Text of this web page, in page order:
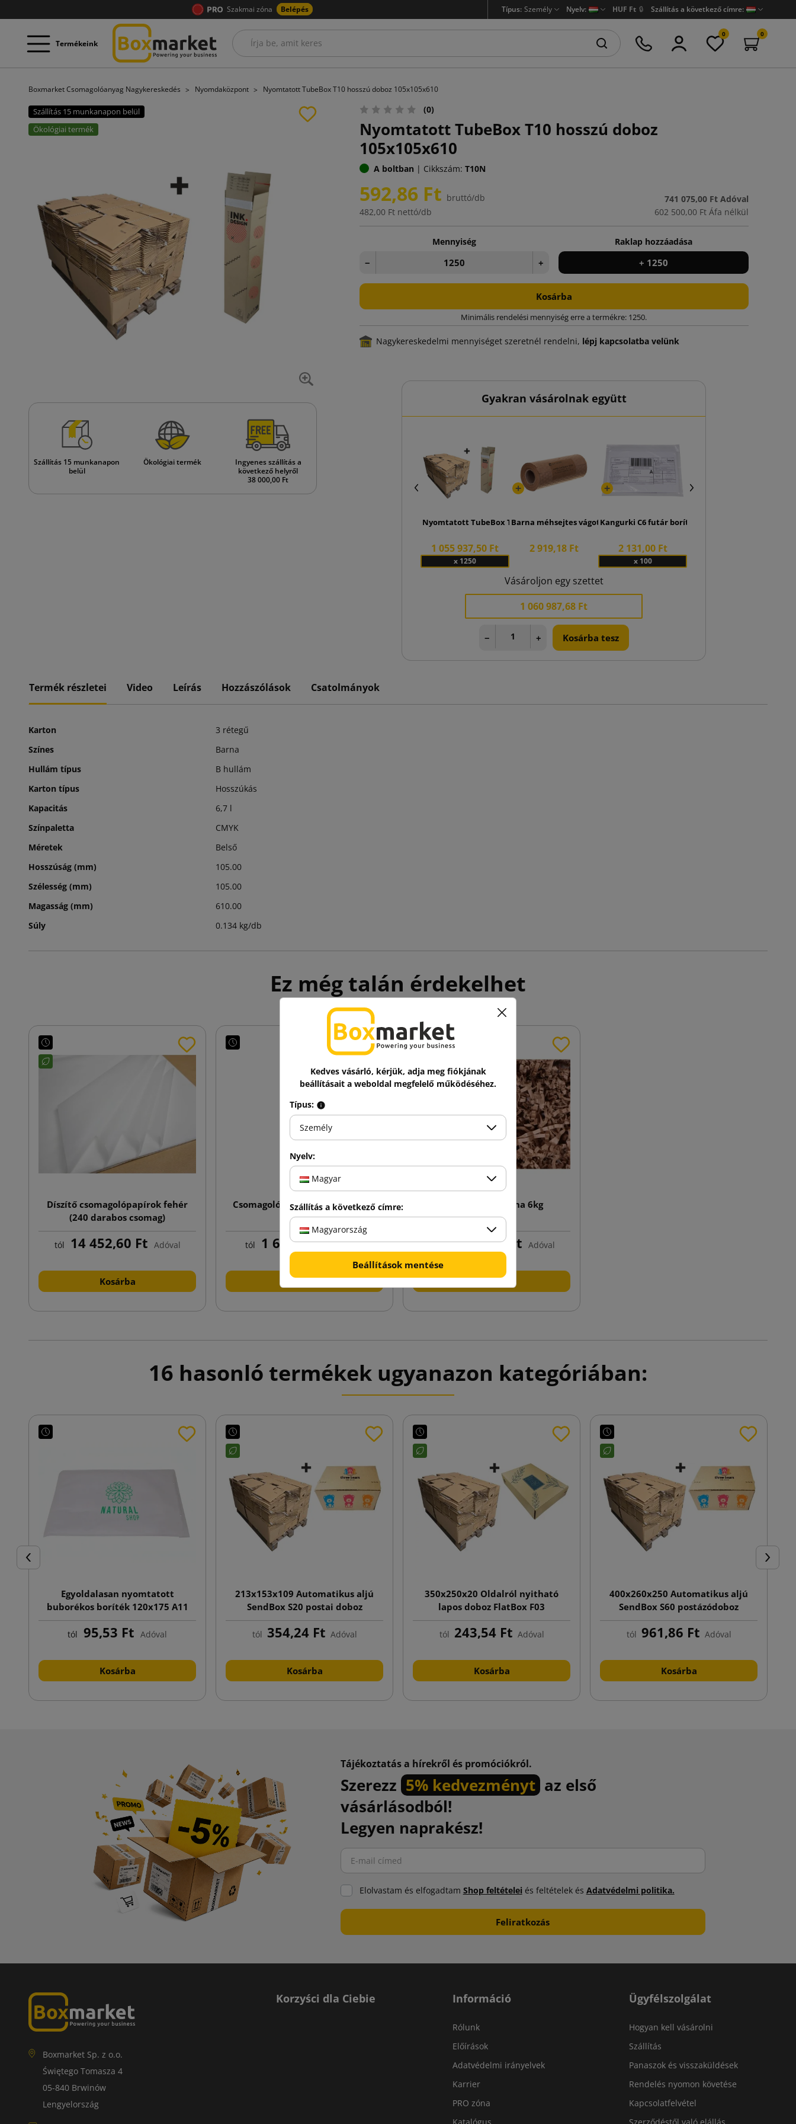
Szakmai zóna Belépés Típus: Személy Nyelv: HUF Ft 🔒 Szállítás a következő címre:
Termékeink
0 0
Boxmarket Csomagolóanyag Nagykereskedés Nyomdaközpont Nyomtatott TubeBox T10 hosszú doboz 105x105x610
Szállítás 15 munkanapon belül
Ökológiai termék
Szállítás 15 munkanapon
belül
Ökológiai termék
Ingyenes szállítás a
következő helyről
38 000,00 Ft
(0)
Nyomtatott TubeBox T10 hosszú doboz
105x105x610
A boltban | Cikkszám: T10N
592,86 Ft bruttó/db
482,00 Ft nettó/db
741 075,00 Ft Adóval
602 500,00 Ft Áfa nélkül
Mennyiség
− +
Raklap hozzáadása
+ 1250
Kosárba
Minimális rendelési mennyiség erre a termékre: 1250.
Nagykereskedelmi mennyiséget szeretnél rendelni, lépj kapcsolatba velünk
Gyakran vásárolnak együtt
Nyomtatott TubeBox T10 hosszú doboz 105x105x610
1 055 937,50 Ft
x 1250
Barna méhsejtes vágott papír csomagoláshoz 20cm x 25mb
2 919,18 Ft
Kangurki C6 futár borítékok
2 131,00 Ft
x 100
Vásároljon egy szettet
1 060 987,68 Ft
− + Kosárba tesz
Termék részletei Video Leírás Hozzászólások Csatolmányok
Karton
3 rétegű
Színes
Barna
Hullám típus
B hullám
Karton típus
Hosszúkás
Kapacitás
6,7 l
Színpaletta
CMYK
Méretek
Belső
Hosszúság (mm)
105.00
Szélesség (mm)
105.00
Magasság (mm)
610.00
Súly
0.134 kg/db
Ez még talán érdekelhet
Díszítő csomagolópapírok fehér
(240 darabos csomag)
tól 14 452,60 Ft Adóval
Kosárba
Csomagolókés Professzionális 18
mm
tól 1 699,26 Ft Adóval
Kosárba
Papírforgács barna 6kg
tól 17 341,71 Ft Adóval
Kosárba
16 hasonló termékek ugyanazon kategóriában:
Előző
Egyoldalasan nyomtatott
buborékos boríték 120x175 A11
fehér
tól 95,53 Ft Adóval
Kosárba
213x153x109 Automatikus aljú
SendBox S20 postai doboz
nyomtatással
tól 354,24 Ft Adóval
Kosárba
350x250x20 Oldalról nyitható
lapos doboz FlatBox F03
nyomtatással
tól 243,54 Ft Adóval
Kosárba
400x260x250 Automatikus aljú
SendBox S60 postázódoboz
nyomtatással
tól 961,86 Ft Adóval
Kosárba
Tájékoztatás a hírekről és promóciókról.
Szerezz 5% kedvezményt az első
vásárlásodból!
Legyen naprakész!
Elolvastam és elfogadtam Shop feltételei és feltételek és Adatvédelmi politika.
Boxmarket Sp. z o.o.
Świętego Tomasza 4
05-840 Brwinów
Lengyelország
Korzyści dla Ciebie Információ
Rólunk
Előírások
Adatvédelmi irányelvek
Karrier
PRO zóna
Ügyfélszolgálat
Hogyan kell vásárolni
Szállítás
Panaszok és visszaküldések
Rendelés nyomon követése
Kapcsolatfelvétel
Kedves vásárló, kérjük, adja meg fiókjának
beállításait a weboldal megfelelő működéséhez.
Típus:
Személy
Nyelv:
Magyar
Szállítás a következő címre:
Magyarország
Beállítások mentése